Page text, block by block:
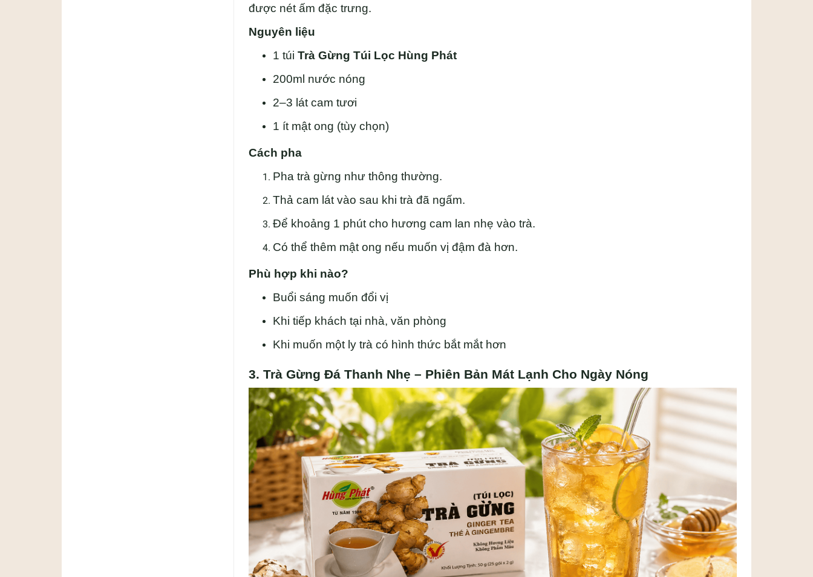
được nét ấm đặc trưng.
Nguyên liệu
1 túi Trà Gừng Túi Lọc Hùng Phát
200ml nước nóng
2–3 lát cam tươi
1 ít mật ong (tùy chọn)
Cách pha
Pha trà gừng như thông thường.
Thả cam lát vào sau khi trà đã ngấm.
Để khoảng 1 phút cho hương cam lan nhẹ vào trà.
Có thể thêm mật ong nếu muốn vị đậm đà hơn.
Phù hợp khi nào?
Buổi sáng muốn đổi vị
Khi tiếp khách tại nhà, văn phòng
Khi muốn một ly trà có hình thức bắt mắt hơn
3. Trà Gừng Đá Thanh Nhẹ – Phiên Bản Mát Lạnh Cho Ngày Nóng